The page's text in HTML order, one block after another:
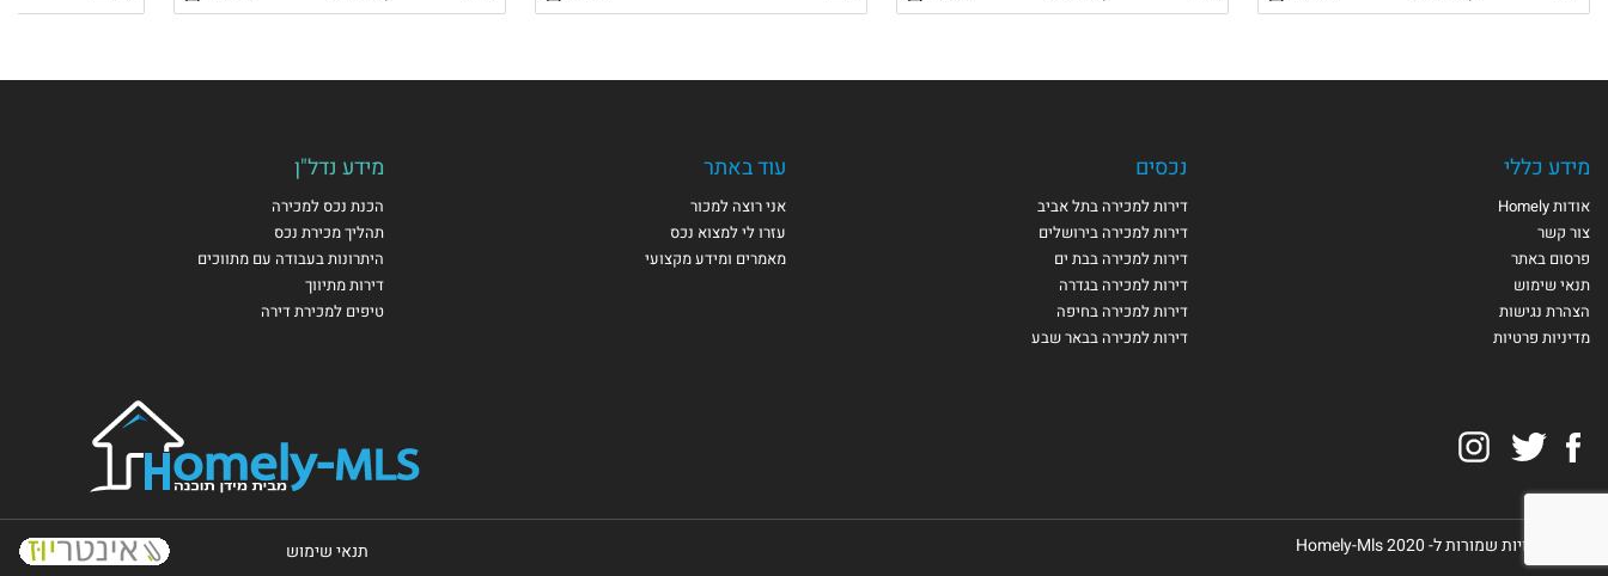
מידע כללי
אודות Homely
צור קשר
פרסום באתר
תנאי שימוש
הצהרת נגישות
מדיניות פרטיות
נכסים
דירות למכירה בתל אביב
דירות למכירה בירושלים
דירות למכירה בבת ים
דירות למכירה בגדרה
דירות למכירה בחיפה
דירות למכירה בבאר שבע
עוד באתר
אני רוצה למכור
עזרו לי למצוא נכס
מאמרים ומידע מקצועי
מידע נדל"ן
הכנת נכס למכירה
תהליך מכירת נכס
היתרונות בעבודה עם מתווכים
דירות מתיווך
טיפים למכירת דירה
Facebook
Twitter
© כל הזכויות שמורות ל- Homely-Mls 2020 תנאי שימוש